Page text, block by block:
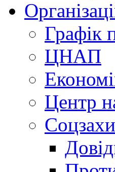
Графік
ЦНАП
Центр